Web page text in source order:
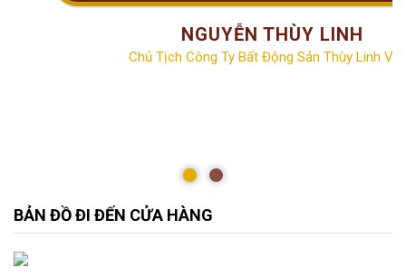
NGUYỄN THÙY LINH
Chủ Tịch Công Ty Bất Động Sản Thùy Linh
BẢN ĐỒ ĐI ĐẾN CỬA HÀNG